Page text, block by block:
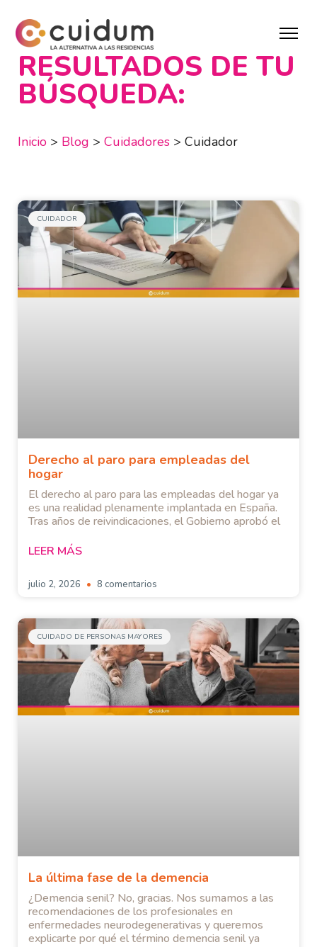
RESULTADOS DE TU
BÚSQUEDA:
Inicio > Blog > Cuidadores > Cuidador
CUIDADOR
Derecho al paro para empleadas del
hogar
El derecho al paro para las empleadas del hogar ya
es una realidad plenamente implantada en España.
Tras años de reivindicaciones, el Gobierno aprobó el
LEER MÁS
julio 2, 2026 8 comentarios
CUIDADO DE PERSONAS MAYORES
La última fase de la demencia
¿Demencia senil? No, gracias. Nos sumamos a las
recomendaciones de los profesionales en
enfermedades neurodegenerativas y queremos
explicarte por qué el término demencia senil ya